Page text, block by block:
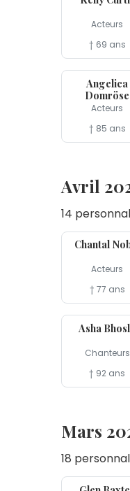
Acteurs
† 69 ans
15 mai
Angelica
Domröse
Acteurs
† 85 ans
Avril
14
30 avr
Chantal
Acteurs
† 77 ans
12 avr
Asha
Chanteurs
† 92 ans
Mars
18
29 mar